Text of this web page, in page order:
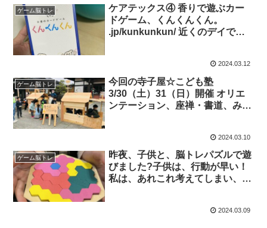
てみたら「もっと脳トレ」より悪
化した…
ゲーム脳トレ
ケアテックス④ 香りで遊ぶカー
ドゲーム、くんくんくん。
.jp/kunkunkun/ 近くのデイで空
てどれにも参加できず穏やかに座
ってるおばあさんがいて、これは
一緒にやってみませんかと言えそ
うだと思い購入。もう子供に取ら
2024.03.12
ゲーム脳トレ
今回の寺子屋☆こども塾
3/30（土）31（日）開催 オリエ
ンテーション、座禅・書道、みん
ン大会、脳トレかるた大会 ⚫︎お申
し込みは 以下の公式LINEか
ら、①お名前、②学年、③参加日
をご記入ください
2024.03.10
ゲーム脳トレ
昨夜、子供と、脳トレパズルで遊
びました?子供は、行動が早い！
私は、あれこれ考えてしまい、な
たいなものが出てくる? 考えて、
2024.03.09